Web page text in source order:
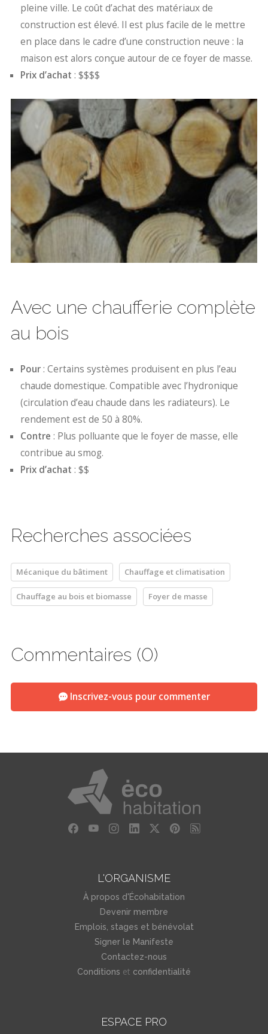
pleine ville. Le coût d’achat des matériaux de
construction est élevé. Il est plus facile de le mettre
en place dans le cadre d’une construction neuve : la
maison est alors conçue autour de ce foyer de masse.
Prix d’achat : $$$$
Avec une chaufferie complète
au bois
Pour : Certains systèmes produisent en plus l’eau
chaude domestique. Compatible avec l’hydronique
(circulation d’eau chaude dans les radiateurs). Le
rendement est de 50 à 80%.
Contre : Plus polluante que le foyer de masse, elle
contribue au smog.
Prix d’achat : $$
Recherches associées
Mécanique du bâtiment Chauffage et climatisation
Chauffage au bois et biomasse Foyer de masse
Commentaires (0)
Inscrivez-vous pour commenter
L'ORGANISME
À propos d'Écohabitation
Devenir membre
Emplois, stages et bénévolat
Signer le Manifeste
Contactez-nous
Conditions et confidentialité
ESPACE PRO